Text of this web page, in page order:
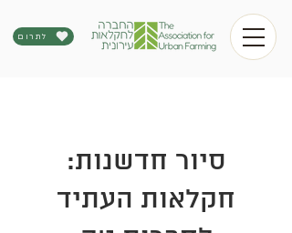
לתרום
סיור חדשנות:
חקלאות העתיד